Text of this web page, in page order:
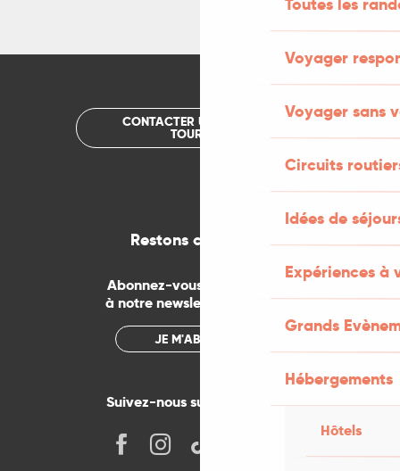
Voyager
Voyager sans
Circuits
Idées de
Expériences à
Grands
Hébergements
Hôtels
CONTACTER UN OFFICE DE
TOURISME
Restons connectés
Abonnez-vous gratuitement
à notre newsletter mensuelle
JE M'ABONNE
Suivez-nous sur les réseaux !